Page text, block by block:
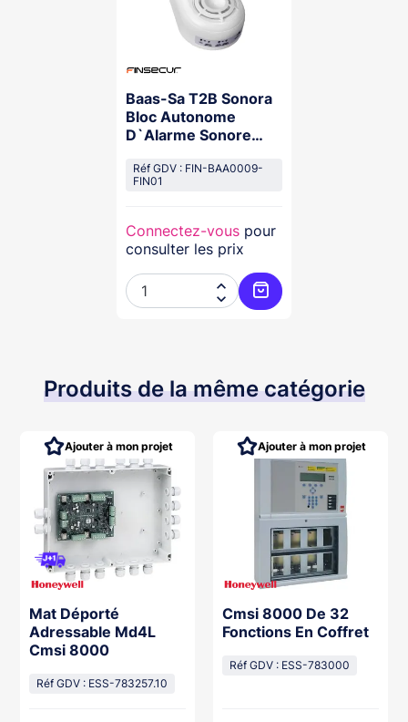
Baas-Sa T2B Sonora
Bloc Autonome
D`Alarme Sonore
Réf GDV : FIN-BAA0009-
FIN01
Connectez-vous pour
consulter les prix


Ajouter au panier
Produits de la même catégorie
Mat Déporté
Adressable Md4L
Cmsi 8000
Réf GDV : ESS-783257.10
Ajouter à mon projet
Cmsi 8000 De 32
Fonctions En Coffret
Réf GDV : ESS-783000
Ajouter à mon projet